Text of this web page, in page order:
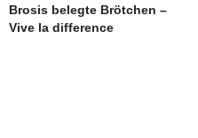
Brosis belegte Brötchen –
Vive la difference